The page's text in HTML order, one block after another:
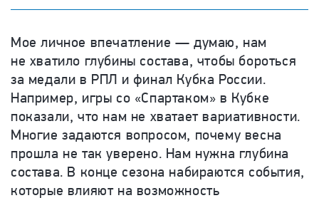
Мое личное впечатление — думаю, нам
не хватило глубины состава, чтобы бороться
за медали в РПЛ и финал Кубка России.
Например, игры со «Спартаком» в Кубке
показали, что нам не хватает вариативности.
Многие задаются вопросом, почему весна
прошла не так уверено. Нам нужна глубина
состава. В конце сезона набираются события,
которые влияют на возможность